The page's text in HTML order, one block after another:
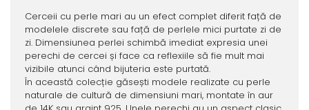
Cerceii cu perle mari au un efect complet diferit față de
modelele discrete sau față de perlele mici purtate zi de
zi. Dimensiunea perlei schimbă imediat expresia unei
perechi de cercei și face ca reflexiile să fie mult mai
vizibile atunci când bijuteria este purtată.
În această colecție găsești modele realizate cu perle
naturale de cultură de dimensiuni mari, montate în aur